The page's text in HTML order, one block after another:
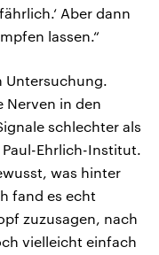
Aber dann
lassen.“
Untersuchung.
Nerven in den
schlechter als
Ehrlich-Institut.
was hinter
fand es echt
zuzusagen, nach
vielleicht einfach